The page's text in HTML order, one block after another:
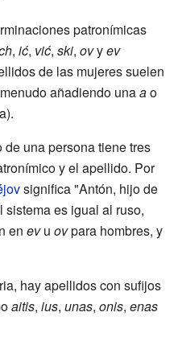
patronímicas
, ić, vić, ski, ovyev
de las mujeres suelen
añadiendo unaao
de una persona tiene tres
y el apellido. Por
significa "Antón, hijo de
sistema es igual al ruso,
en evu ovpara hombres, y
hay apellidos con sufijos
aitis, ius, unas, onis, enas